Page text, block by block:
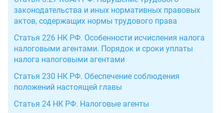
законодательства и иных нормативных правовых
актов, содержащих нормы трудового права
Статья 226 НК РФ. Особенности исчисления налога
налоговыми агентами. Порядок и сроки уплаты
налога налоговыми агентами
Статья 230 НК РФ. Обеспечение соблюдения
положений настоящей главы
Статья 24 НК РФ. Налоговые агенты